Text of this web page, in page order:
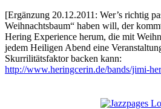
[Ergänzung 20.12.2011: Wer’s richtig
Weihnachtsbaum“ haben will, der
Hering Experience herum, die mit
jedem Heiligen Abend eine
Skurrilitätsfaktor backen kann:
http://www.heringcerin.de/bands/jimi-